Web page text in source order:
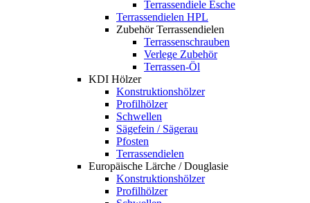
Terrassendiele Esche
Terrassendielen HPL
Zubehör Terrassendielen
Terrassenschrauben
Verlege Zubehör
Terrassen-Öl
KDI Hölzer
Konstruktionshölzer
Profilhölzer
Schwellen
Sägefein / Sägerau
Pfosten
Terrassendielen
Europäische Lärche / Douglasie
Konstruktionshölzer
Profilhölzer